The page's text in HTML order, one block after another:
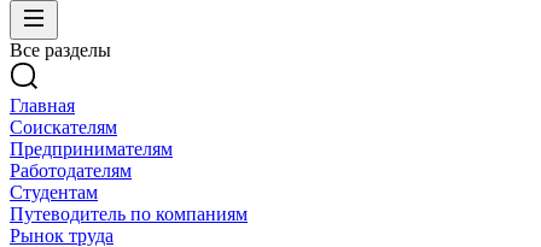
Все разделы
Главная
Соискателям
Предпринимателям
Работодателям
Студентам
Путеводитель по компаниям
Рынок труда